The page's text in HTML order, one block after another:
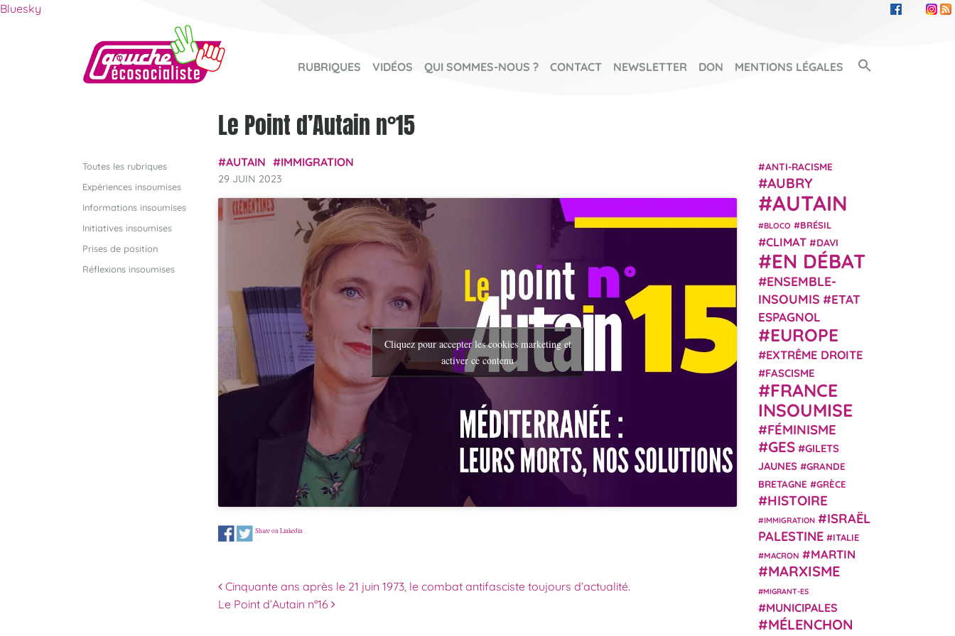
Bluesky
RUBRIQUES VIDÉOS QUI SOMMES-NOUS ? CONTACT NEWSLETTER DON MENTIONS LÉGALES
Toutes les rubriques
Expériences insoumises
Informations insoumises
Initiatives insoumises
Prises de position
Réflexions insoumises
Le Point d’Autain n°15
AUTAIN IMMIGRATION
29 JUIN 2023
Cliquez pour accepter les cookies marketing et
activer ce contenu
Share on Linkedin
Navigation des articles
Cinquante ans après le 21 juin 1973, le combat antifasciste toujours d’actualité.
Le Point d’Autain n°16
ANTI-RACISME
AUBRY
AUTAIN
BLOCO BRÉSIL
CLIMAT DAVI
EN DÉBAT
ENSEMBLE-
INSOUMIS
ETAT
ESPAGNOL
EUROPE
EXTRÊME DROITE
FASCISME
FRANCE
INSOUMISE
FÉMINISME
GES
GILETS
JAUNES
GRANDE
BRETAGNE
GRÈCE
HISTOIRE
IMMIGRATION
ISRAËL
PALESTINE
ITALIE
MACRON MARTIN
MARXISME
MIGRANT-ES
MUNICIPALES
MÉLENCHON